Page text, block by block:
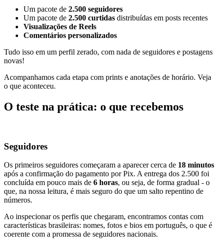
Um pacote de 2.500 seguidores
Um pacote de 2.500 curtidas distribuídas em posts recentes
Visualizações de Reels
Comentários personalizados
Tudo isso em um perfil zerado, com nada de seguidores e postagens
novas!
Acompanhamos cada etapa com prints e anotações de horário. Veja
o que aconteceu.
O teste na prática: o que recebemos
Seguidores
Os primeiros seguidores começaram a aparecer cerca de 18 minutos
após a confirmação do pagamento por Pix. A entrega dos 2.500 foi
concluída em pouco mais de 6 horas, ou seja, de forma gradual - o
que, na nossa leitura, é mais seguro do que um salto repentino de
números.
Ao inspecionar os perfis que chegaram, encontramos contas com
características brasileiras: nomes, fotos e bios em português, o que é
coerente com a promessa de seguidores nacionais.